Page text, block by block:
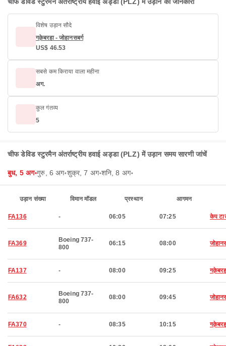
विशेष उड़ान सौदे
गक़ेबरहा - जोहानसबर्ग
US$ 46.53
सबसे कम किराया वाला महीना
अग.
कुल गंतव्य
5
चीफ डेविड स्टुरमैन अंतर्राष्ट्रीय हवाई अड्डा (PLZ) में उड़ान समय सारणी जांचें
बुध, 5 अग॰गुरु, 6 अग॰शुक्र, 7 अग॰शनि, 8 अग॰
उड़ान संख्या विमान मॉडल प्रस्थान आगमन
FA136 - 06:05 07:25 केप
FA369
Boeing 737-
800
06:15 08:00
FA137 - 08:00 09:25
FA632
Boeing 737-
800
08:00 09:45
FA370 - 08:35 10:15